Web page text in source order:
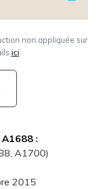
non appliquée sur
ici
A1688:
A1700)
2015